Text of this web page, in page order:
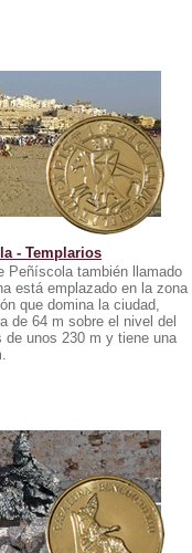
- Templarios
Peñíscola también llamado
está emplazado en la zona
que domina la ciudad,
de 64 m sobre el nivel del
de unos 230 m y tiene una